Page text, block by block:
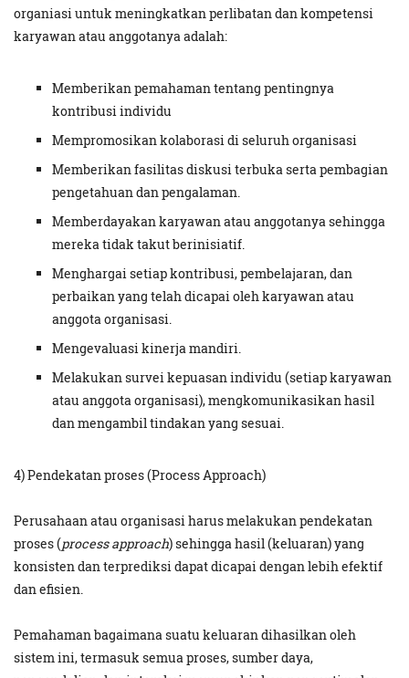
organiasi untuk meningkatkan perlibatan dan kompetensi
karyawan atau anggotanya adalah:
Memberikan pemahaman tentang pentingnya
kontribusi individu
Mempromosikan kolaborasi di seluruh organisasi
Memberikan fasilitas diskusi terbuka serta pembagian
pengetahuan dan pengalaman.
Memberdayakan karyawan atau anggotanya sehingga
mereka tidak takut berinisiatif.
Menghargai setiap kontribusi, pembelajaran, dan
perbaikan yang telah dicapai oleh karyawan atau
anggota organisasi.
Mengevaluasi kinerja mandiri.
Melakukan survei kepuasan individu (setiap karyawan
atau anggota organisasi), mengkomunikasikan hasil
dan mengambil tindakan yang sesuai.
4) Pendekatan proses (Process Approach)
Perusahaan atau organisasi harus melakukan pendekatan
proses (process approach) sehingga hasil (keluaran) yang
konsisten dan terprediksi dapat dicapai dengan lebih efektif
dan efisien.
Pemahaman bagaimana suatu keluaran dihasilkan oleh
sistem ini, termasuk semua proses, sumber daya,